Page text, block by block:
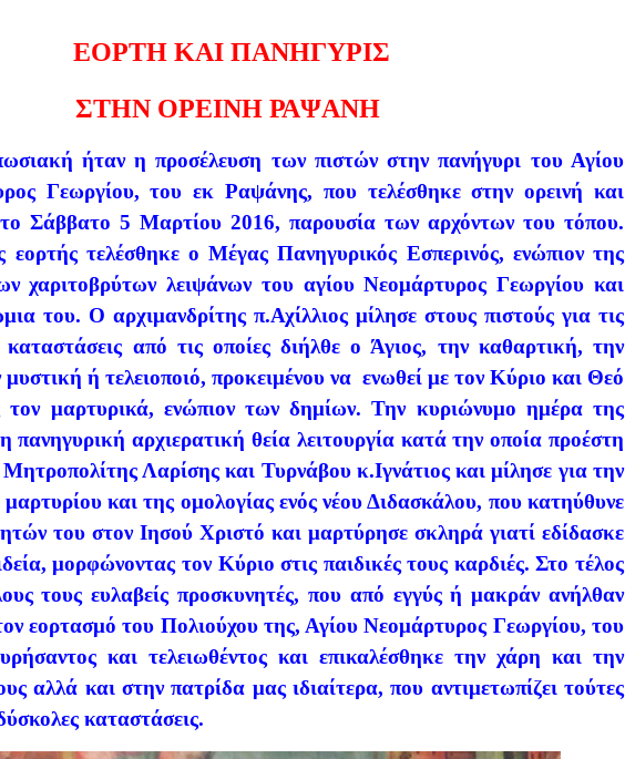
ΕΟΡΤΗ ΚΑΙ ΠΑΝΗΓΥΡΙΣ
ΣΤΗΝ ΟΡΕΙΝΗ ΡΑΨΑΝΗ
ήταν η προσέλευση των πιστών στην πανήγυρι του Αγίου
Γεωργίου, του εκ Ραψάνης, που τελέσθηκε στην ορεινή και
Σάββατο 5 Μαρτίου 2016, παρουσία των αρχόντων του τόπου.
τελέσθηκε ο Μέγας Πανηγυρικός Εσπερινός, ενώπιον της
χαριτοβρύτων λειψάνων του αγίου Νεομάρτυρος Γεωργίου και
του. Ο αρχιμανδρίτης π.Αχίλλιος μίλησε στους πιστούς για τις
καταστάσεις από τις οποίες διήλθε ο Άγιος, την καθαρτική, την
ή τελειοποιό, προκειμένου να ενωθεί με τον Κύριο και Θεό
τον μαρτυρικά, ενώπιον των δημίων. Την κυριώνυμο ημέρα της
πανηγυρική αρχιερατική θεία λειτουργία κατά την οποία προέστη
Λαρίσης και Τυρνάβου κ.Ιγνάτιος και μίλησε για την
και της ομολογίας ενός νέου Διδασκάλου, που κατηύθυνε
του στον Ιησού Χριστό και μαρτύρησε σκληρά γιατί εδίδασκε
μορφώνοντας τον Κύριο στις παιδικές τους καρδιές. Στο τέλος
τους ευλαβείς προσκυνητές, που από εγγύς ή μακράν ανήλθαν
εορτασμό του Πολιούχου της, Αγίου Νεομάρτυρος Γεωργίου, του
και τελειωθέντος και επικαλέσθηκε την χάρη και την
αλλά και στην πατρίδα μας ιδιαίτερα, που αντιμετωπίζει τούτες
καταστάσεις.